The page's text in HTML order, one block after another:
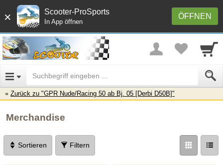
× ÖFFNEN
Scooter-ProSports
In App öffnen
Zurück zu "GPR Nude/Racing 50 ab Bj. 05 [Derbi D50B]"
Merchandise
Sortieren Filtern